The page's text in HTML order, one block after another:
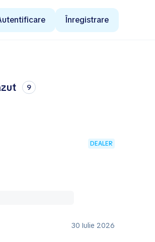
Autentificare Înregistrare
9
DEALER
30 Iulie 2026